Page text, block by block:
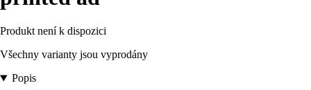
Produkt není k dispozici
Všechny varianty jsou vyprodány
Popis